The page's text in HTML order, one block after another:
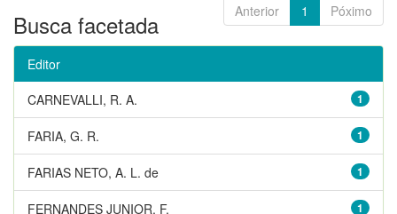
Anterior 1 Póximo
Busca facetada
Editor
1
CARNEVALLI, R. A.
1
FARIA, G. R.
1
FARIAS NETO, A. L. de
1
FERNANDES JUNIOR, F.